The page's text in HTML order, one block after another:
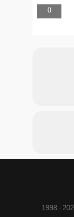
0
جميع الحقوق محفوظة © 2026 - 1998